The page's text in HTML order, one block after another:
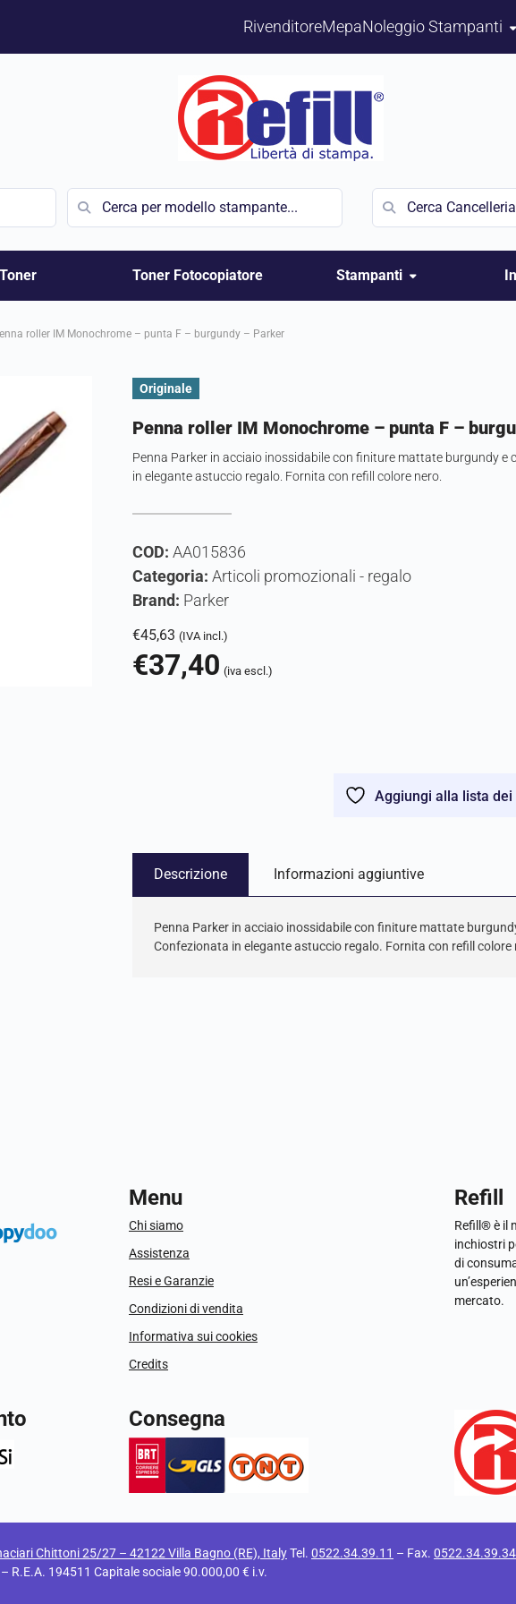
RivenditoreMepaNoleggio Stampanti
Toner Toner Fotocopiatore Stampanti
roller IM Monochrome – punta F – burgundy – Parker
Originale
Penna roller IM Monochrome – punta F –
Penna Parker in acciaio inossidabile con finiture mattate burgundy
in elegante astuccio regalo. Fornita con refill colore nero.
COD:AA015836
Categoria:Articoli promozionali - regalo
Brand: Parker
€45,63 (IVA incl.)
€37,40 (iva escl.)
Aggiungi alla lista dei
Descrizione Informazioni aggiuntive
Penna Parker in acciaio inossidabile con finiture mattate
Confezionata in elegante astuccio regalo. Fornita con refill colore
Menu
Chi siamo
Assistenza
Resi e Garanzie
Condizioni di vendita
Informativa sui cookies
Credits
Refill
Refill® è il
inchiostri
di
mercato.
Consegna
Chittoni 25/27 – 42122 Villa Bagno (RE), ItalyTel. 0522.34.39.11 – Fax. 0522.34.39.34
R.E.A. 194511 Capitale sociale 90.000,00 € i.v.